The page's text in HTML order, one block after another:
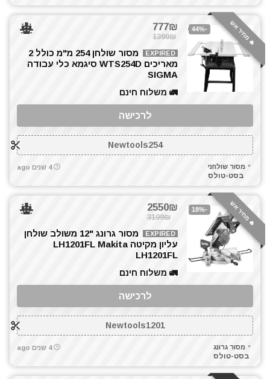
🔥 מחיר אש -44%
777₪
1390₪
EXPIRED
מסור שולחן 254 מ"מ כולל 2
מאריכים WTS254D סיגמא כלי עבודה
SIGMA
🚛 משלוח חינם
לרכישה
Newtools254
מסור שולחני
בסט-טולס
4 שנים ago
🔥 מחיר אש -18%
2550₪
3109₪
EXPIRED
מסור גרונג "12 משולב שולחן
עליון מקיטה LH1201FL Makita
LH1201FL
🚛 משלוח חינם
לרכישה
Newtools1201
מסור גרונג
בסט-טולס
4 שנים ago